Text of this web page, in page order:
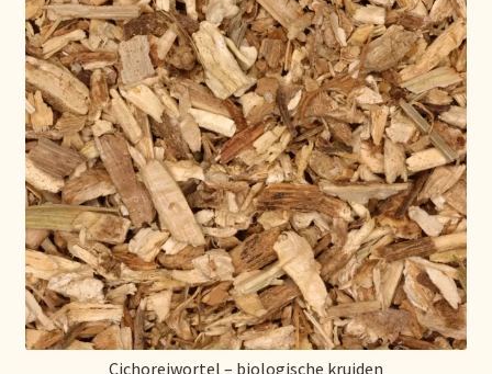
Cichoreiwortel – biologische kruiden